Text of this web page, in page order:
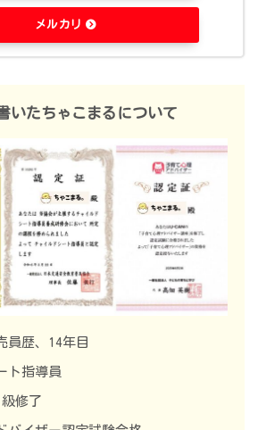
メルカリ
いたちゃこまるについて
員歴、14年目
ト指導員
修了